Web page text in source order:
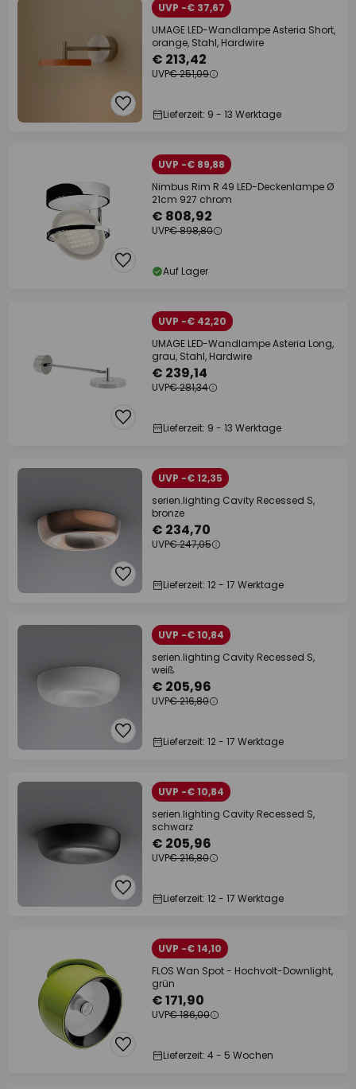
UVP -€ 37,67
UMAGE LED-Wandlampe Asteria Short,
orange, Stahl, Hardwire
€ 213,42
UVP€ 251,09
Lieferzeit: 9 - 13 Werktage
UVP -€ 89,88
Nimbus Rim R 49 LED-Deckenlampe Ø
21cm 927 chrom
€ 808,92
UVP€ 898,80
Auf Lager
UVP -€ 42,20
UMAGE LED-Wandlampe Asteria Long,
grau, Stahl, Hardwire
€ 239,14
UVP€ 281,34
Lieferzeit: 9 - 13 Werktage
UVP -€ 12,35
serien.lighting Cavity Recessed S,
bronze
€ 234,70
UVP€ 247,05
Lieferzeit: 12 - 17 Werktage
UVP -€ 10,84
serien.lighting Cavity Recessed S,
weiß
€ 205,96
UVP€ 216,80
Lieferzeit: 12 - 17 Werktage
UVP -€ 10,84
serien.lighting Cavity Recessed S,
schwarz
€ 205,96
UVP€ 216,80
Lieferzeit: 12 - 17 Werktage
UVP -€ 14,10
FLOS Wan Spot - Hochvolt-Downlight,
grün
€ 171,90
UVP€ 186,00
Lieferzeit: 4 - 5 Wochen